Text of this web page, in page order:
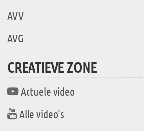
AVV
AVG
CREATIEVE ZONE
Actuele video
Alle video's